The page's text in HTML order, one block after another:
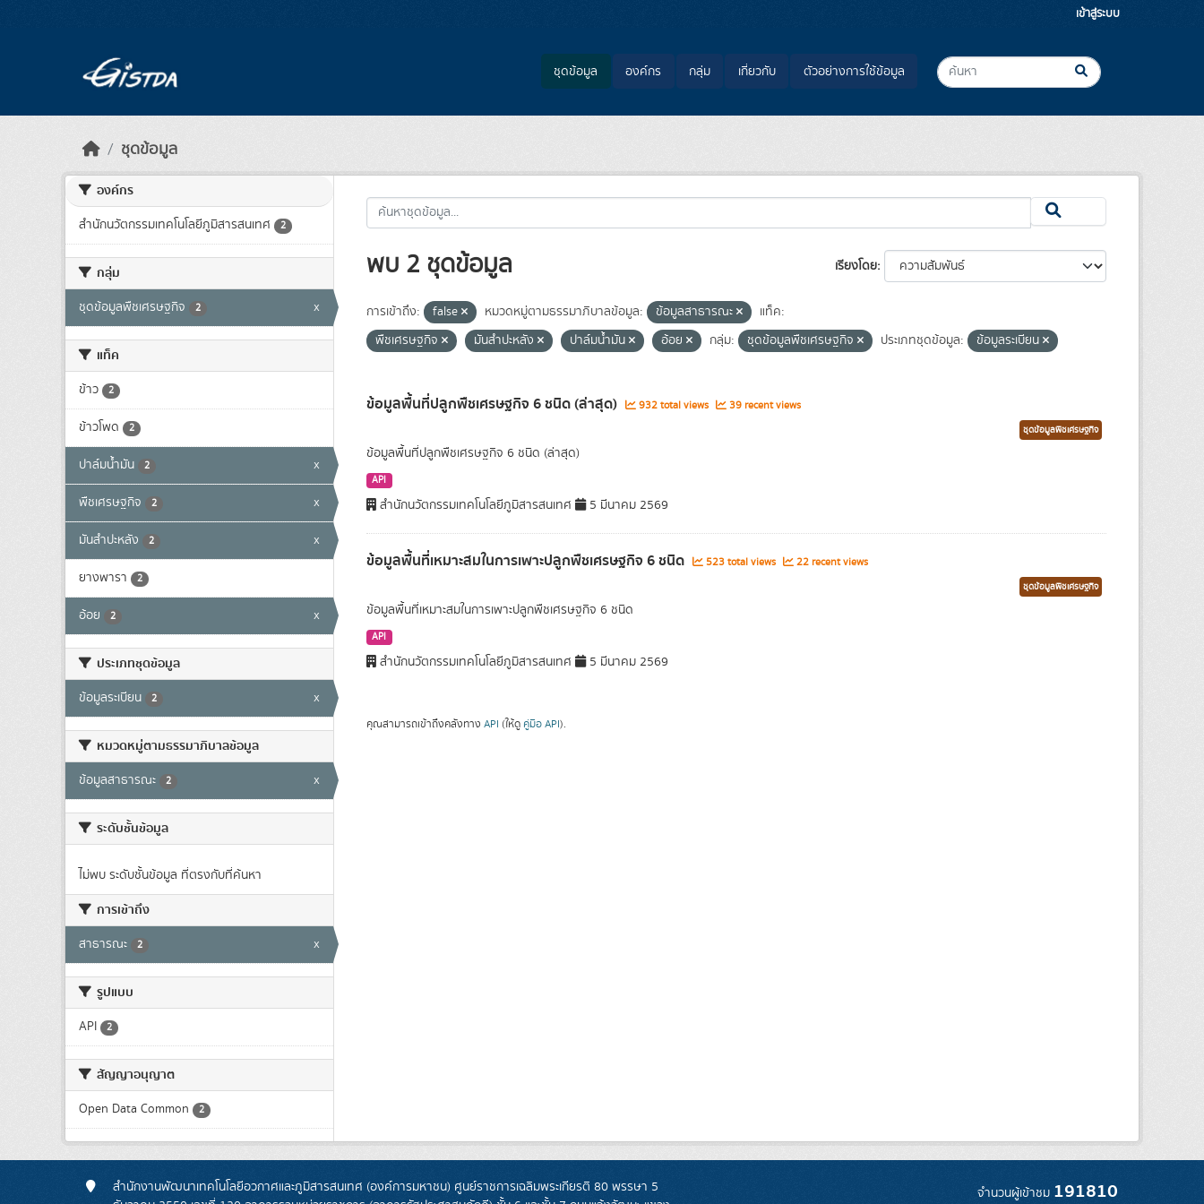
เข้าสู่ระบบ
ชุดข้อมูล องค์กร กลุ่ม เกี่ยวกับ ตัวอย่างการใช้ข้อมูล
ชุดข้อมูล
องค์กร
สำนักนวัตกรรมเทคโนโลยีภูมิสารสนเทศ 2
กลุ่ม
ชุดข้อมูลพืชเศรษฐกิจ 2 x
แท็ค
ข้าว 2
ข้าวโพด 2
ปาล์มน้ำมัน 2 x
พืชเศรษฐกิจ 2 x
มันสำปะหลัง 2 x
ยางพารา 2
อ้อย 2 x
ประเภทชุดข้อมูล
ข้อมูลระเบียน 2 x
หมวดหมู่ตามธรรมาภิบาลข้อมูล
ข้อมูลสาธารณะ 2 x
ระดับชั้นข้อมูล
ไม่พบ ระดับชั้นข้อมูล ที่ตรงกับที่ค้นหา
การเข้าถึง
สาธารณะ 2 x
รูปแบบ
API 2
สัญญาอนุญาต
Open Data Common 2
เรียงโดย
พบ 2 ชุดข้อมูล
การเข้าถึง: false หมวดหมู่ตามธรรมาภิบาลข้อมูล: ข้อมูลสาธารณะ
แท็ค:
พืชเศรษฐกิจ
มันสำปะหลัง ปาล์มน้ำมัน อ้อย กลุ่ม: ชุดข้อมูลพืชเศรษฐกิจ ประเภทชุดข้อมูล: ข้อมูลระเบียน
ข้อมูลพื้นที่ปลูกพืชเศรษฐกิจ 6 ชนิด (ล่าสุด) 932 total views 39 recent views
ชุดข้อมูลพืชเศรษฐกิจ
ข้อมูลพื้นที่ปลูกพืชเศรษฐกิจ 6 ชนิด (ล่าสุด)
API
สำนักนวัตกรรมเทคโนโลยีภูมิสารสนเทศ 5 มีนาคม 2569
ข้อมูลพื้นที่เหมาะสมในการเพาะปลูกพืชเศรษฐกิจ 6 ชนิด 523 total views 22 recent views
ชุดข้อมูลพืชเศรษฐกิจ
ข้อมูลพื้นที่เหมาะสมในการเพาะปลูกพืชเศรษฐกิจ 6 ชนิด
API
สำนักนวัตกรรมเทคโนโลยีภูมิสารสนเทศ 5 มีนาคม 2569
คุณสามารถเข้าถึงคลังทาง API (ให้ดู คู่มือ API).
สำนักงานพัฒนาเทคโนโลยีอวกาศและภูมิสารสนเทศ (องค์การมหาชน) ศูนย์ราชการเฉลิมพระเกียรติ 80 พรรษา 5
จำนวนผู้เข้าชม 191810